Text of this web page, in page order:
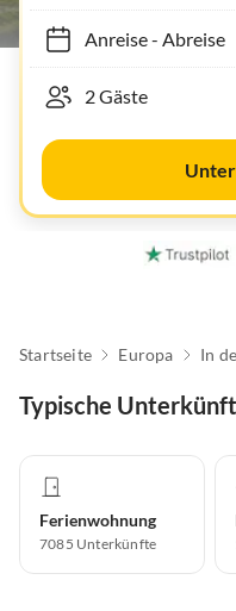
Anreise- Abreise
Startseite Europa In
Typische
Ferienwohnung
7085 Unterkünfte